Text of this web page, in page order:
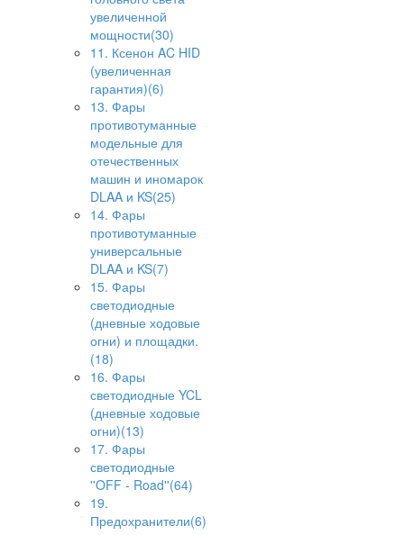
увеличенной
мощности(30)
11. Ксенон AC HID
(увеличенная
гарантия)(6)
13. Фары
противотуманные
модельные для
отечественных
машин и иномарок
DLAA и KS(25)
14. Фары
противотуманные
универсальные
DLAA и KS(7)
15. Фары
светодиодные
(дневные ходовые
огни) и площадки.
(18)
16. Фары
светодиодные YCL
(дневные ходовые
огни)(13)
17. Фары
светодиодные
''OFF - Road''(64)
19.
Предохранители(6)